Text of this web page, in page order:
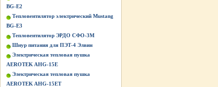
BG-Е2
Тепловентилятор электрический Mustang
BG-Е3
Тепловентилятор ЭРДО СФО-3М
Шнур питания для ПЭТ-4 Элвин
Электрическая тепловая пушка
AEROTEK AHG-15E
Электрическая тепловая пушка
AEROTEK AHG-15ET